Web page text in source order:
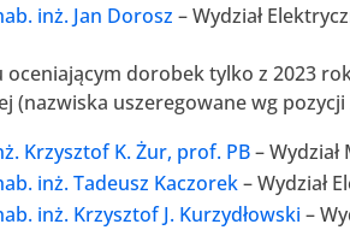
inż. Jan Dorosz – Wydział
oceniającym dorobek tylko z 2023
(nazwiska uszeregowane wg
Krzysztof K. Żur, prof. PB–
inż. Tadeusz Kaczorek– Wydział
inż. Krzysztof J. Kurzydłowski –